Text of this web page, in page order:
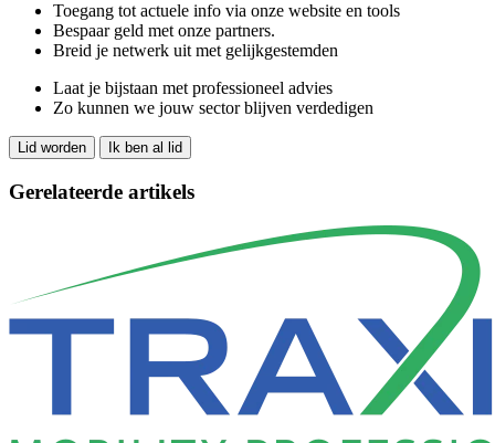
Toegang tot actuele info via onze website en tools
Bespaar geld met onze partners.
Breid je netwerk uit met gelijkgestemden
Laat je bijstaan met professioneel advies
Zo kunnen we jouw sector blijven verdedigen
Lid worden Ik ben al lid
Gerelateerde artikels